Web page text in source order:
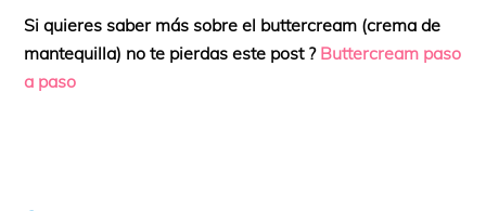
Si quieres saber más sobre el buttercream (crema de
mantequilla) no te pierdas este post ? Buttercream paso
a paso